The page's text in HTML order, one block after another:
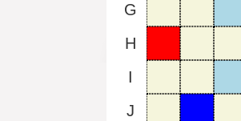
G
H
I
J